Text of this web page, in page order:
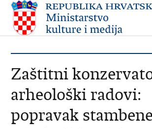
Zaštitni
arheološki radovi:
popravak